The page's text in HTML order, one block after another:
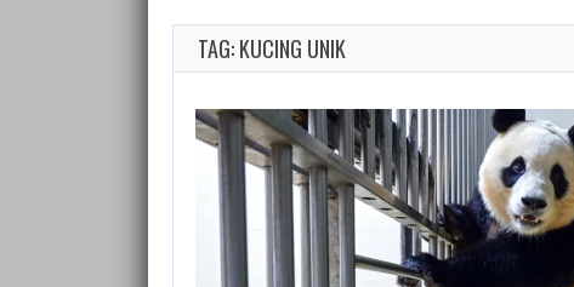
TAG: KUCING UNIK